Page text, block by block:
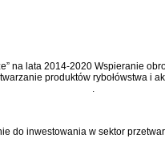
na lata 2014-2020 Wspieranie
produktów rybołówstwa i
.
do inwestowania w sektor